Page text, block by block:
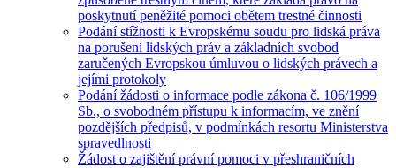
poskytnutí peněžité pomoci obětem trestné činnosti
Podání stížnosti k Evropskému soudu pro lidská práva
na porušení lidských práv a základních svobod
zaručených Evropskou úmluvou o lidských právech a
jejími protokoly
Podání žádosti o informace podle zákona č. 106/1999
Sb., o svobodném přístupu k informacím, ve znění
pozdějších předpisů, v podmínkách resortu Ministerstva
spravedlnosti
Žádost o zajištění právní pomoci v přeshraničních